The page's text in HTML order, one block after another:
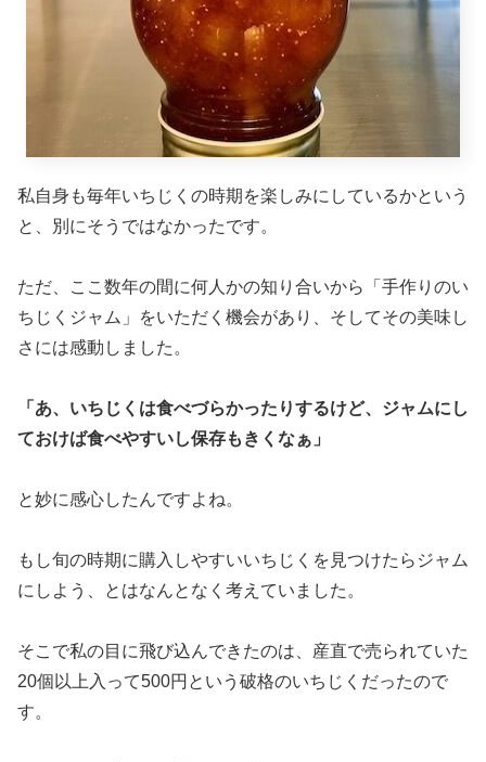
私自身も毎年いちじくの時期を楽しみにしているかという
と、別にそうではなかったです。
ただ、ここ数年の間に何人かの知り合いから「手作りのい
ちじくジャム」をいただく機会があり、そしてその美味し
さには感動しました。
「あ、いちじくは食べづらかったりするけど、ジャムにし
ておけば食べやすいし保存もきくなぁ」
と妙に感心したんですよね。
もし旬の時期に購入しやすいいちじくを見つけたらジャム
にしよう、とはなんとなく考えていました。
そこで私の目に飛び込んできたのは、産直で売られていた
20個以上入って500円という破格のいちじくだったので
す。